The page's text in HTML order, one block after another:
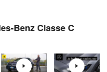
Benz Classe C